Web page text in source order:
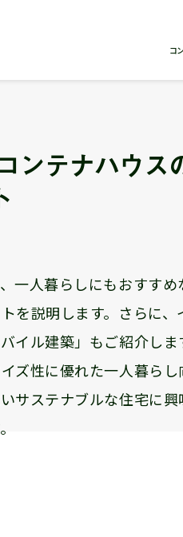
コ
ンテナハウス
一人暮らしにもおすすめ
を説明します。さらに、
イル建築」もご紹介しま
ズ性に優れた一人暮らし
サステナブルな住宅に興